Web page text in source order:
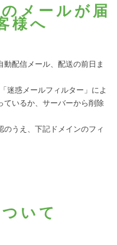
メールが届
様へ
配信メール、配送の前日ま
迷惑メールフィルター」によ
ているか、サーバーから削除
うえ、下記ドメインのフィ
いて